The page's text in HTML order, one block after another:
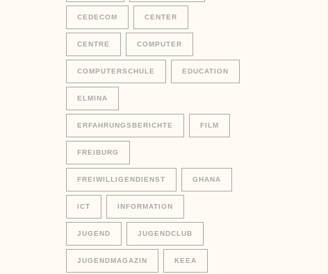
CEDECOM CENTER
CENTRE COMPUTER
COMPUTERSCHULE EDUCATION
ELMINA
ERFAHRUNGSBERICHTE FILM
FREIBURG
FREIWILLIGENDIENST GHANA
ICT INFORMATION
JUGEND JUGENDCLUB
JUGENDMAGAZIN KEEA